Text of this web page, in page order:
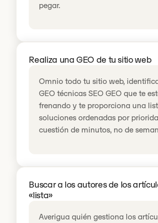
pegar.
Realiza una GEO de tu sitio web
Omnio todo tu sitio web,
GEO técnicas SEO GEO que te
frenando y te proporciona una
soluciones ordenadas por
cuestión de minutos, no de
Buscar a los autores de los
«lista»
Averigua quién gestiona los